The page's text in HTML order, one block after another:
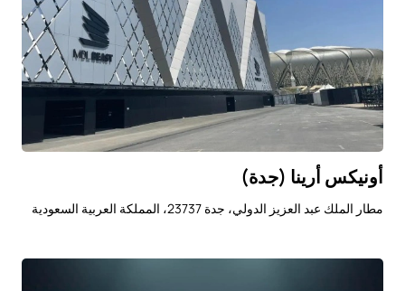
أونيكس أرينا (جدة)
مطار الملك عبد العزيز الدولي، جدة 23737، المملكة العربية السعودية